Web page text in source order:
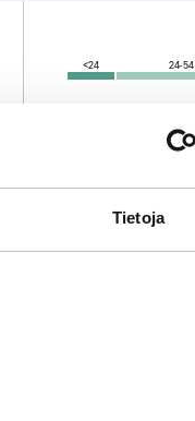
Tietoja
<24 24-54